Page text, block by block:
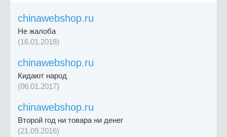
chinawebshop.ru
Не жалоба
(16.01.2018)
chinawebshop.ru
Кидают народ
(06.01.2017)
chinawebshop.ru
Второй год ни товара ни денег
(21.09.2016)